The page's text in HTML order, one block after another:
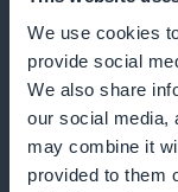
We use cookies
provide social
We also share
our social media,
may combine it
provided to them
Og meget